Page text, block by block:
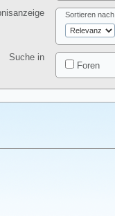
Sortieren nach
Suche in
Foren